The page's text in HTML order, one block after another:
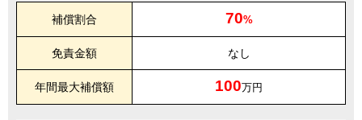
補償割合 70%
免責金額 なし
年間最大補償額 100万円